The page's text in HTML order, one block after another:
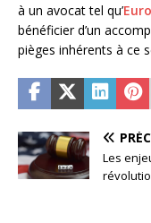
à un avocat tel qu’
bénéficier d’un
pièges inhérents à ce
Les